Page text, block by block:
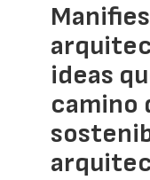
ideas
camino